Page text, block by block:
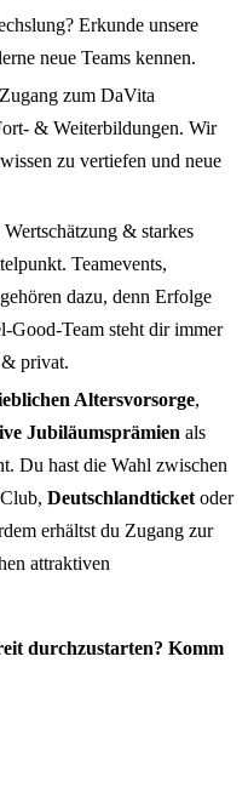
Erkunde unsere
neue Teams kennen.
Zugang zum DaVita
& Weiterbildungen. Wir
zu vertiefen und neue
Wertschätzung & starkes
Teamevents,
dazu, denn Erfolge
Good-Team steht dir immer
privat.
Altersvorsorge,
Jubiläumsprämien als
Du hast die Wahl zwischen
Deutschlandticket oder
erhältst du Zugang zur
attraktiven
durchzustarten? Komm